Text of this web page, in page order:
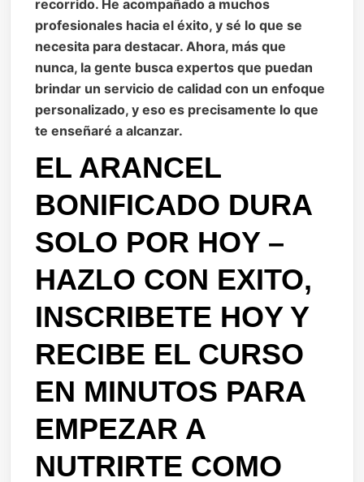
recorrido. He acompañado a muchos
profesionales hacia el éxito, y sé lo que se
necesita para destacar. Ahora, más que
nunca, la gente busca expertos que puedan
brindar un servicio de calidad con un enfoque
personalizado, y eso es precisamente lo que
te enseñaré a alcanzar.
EL ARANCEL
BONIFICADO DURA
SOLO POR HOY –
HAZLO CON EXITO,
INSCRIBETE HOY Y
RECIBE EL CURSO
EN MINUTOS PARA
EMPEZAR A
NUTRIRTE COMO